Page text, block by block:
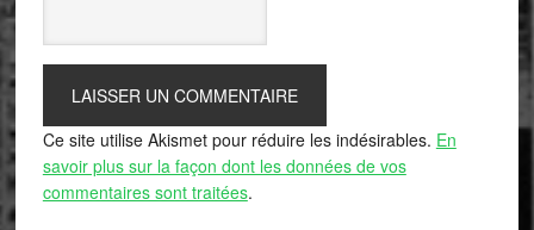
Ce site utilise Akismet pour réduire les indésirables. En
savoir plus sur la façon dont les données de vos
commentaires sont traitées.